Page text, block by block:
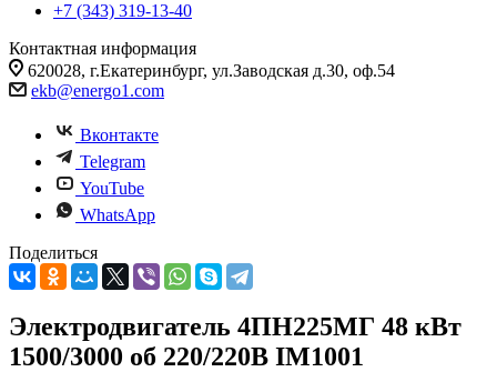
+7 (343) 319-13-40
Контактная информация
620028, г.Екатеринбург, ул.Заводская д.30, оф.54
ekb@energo1.com
Вконтакте
Telegram
YouTube
WhatsApp
Поделиться
Электродвигатель 4ПН225МГ 48 кВт
1500/3000 об 220/220В IM1001